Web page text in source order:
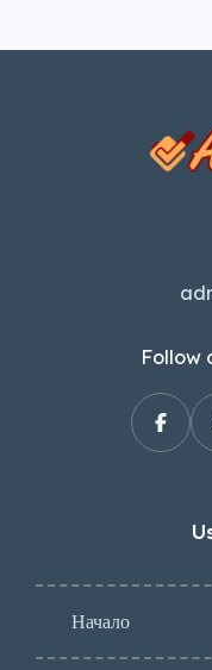
Follow
Начало